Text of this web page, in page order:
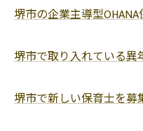
堺市の企業主導型
堺市で取り入れている異
堺市で新しい保育士を募